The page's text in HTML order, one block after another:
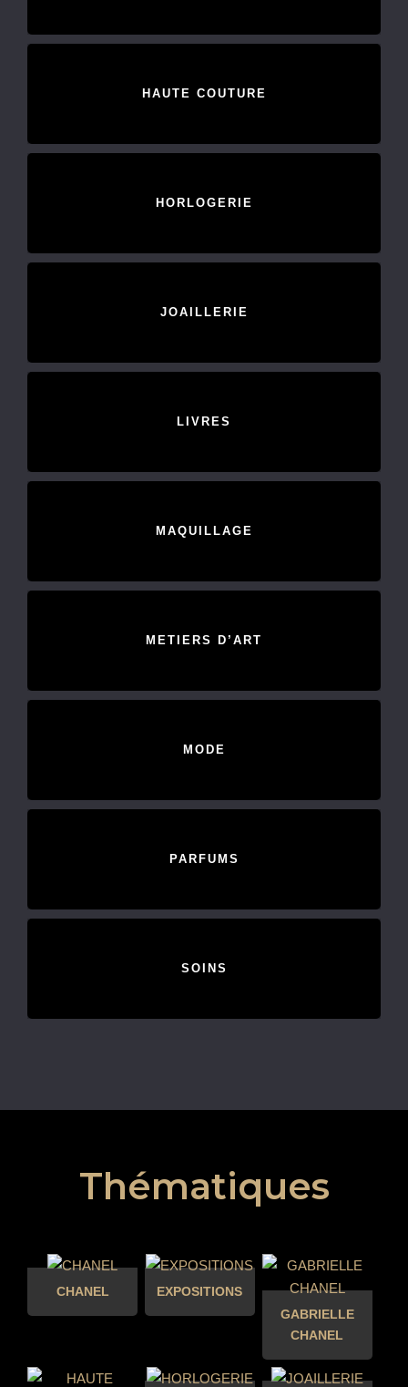
HAUTE COUTURE
HORLOGERIE
JOAILLERIE
LIVRES
MAQUILLAGE
METIERS D’ART
MODE
PARFUMS
SOINS
Thématiques
CHANEL
EXPOSITIONS
GABRIELLE
CHANEL